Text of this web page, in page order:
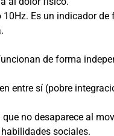
Es un indicador de
de forma
entre sí (pobre
no desaparece al
sociales.